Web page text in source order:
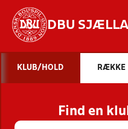
DBU
STILLINGER,
KLUB/HOLD RÆKKE
Find en